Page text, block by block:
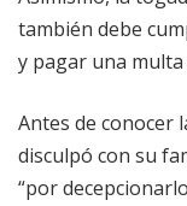
también debe
y pagar una multa
Antes de conocer
disculpó con su
“por